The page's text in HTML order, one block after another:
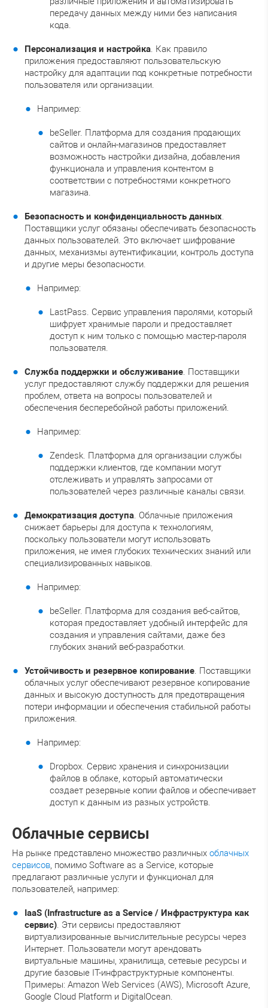
передачу данных между ними без написания
кода.
Персонализация и настройка. Как правило
приложения предоставляют пользовательскую
настройку для адаптации под конкретные потребности
пользователя или организации.
Например:
beSeller. Платформа для создания продающих
сайтов и онлайн-магазинов предоставляет
возможность настройки дизайна, добавления
функционала и управления контентом в
соответствии с потребностями конкретного
магазина.
Безопасность и конфиденциальность данных.
Поставщики услуг обязаны обеспечивать безопасность
данных пользователей. Это включает шифрование
данных, механизмы аутентификации, контроль доступа
и другие меры безопасности.
Например:
LastPass. Сервис управления паролями, который
шифрует хранимые пароли и предоставляет
доступ к ним только с помощью мастер-пароля
пользователя.
Служба поддержки и обслуживание. Поставщики
услуг предоставляют службу поддержки для решения
проблем, ответа на вопросы пользователей и
обеспечения бесперебойной работы приложений.
Например:
Zendesk. Платформа для организации службы
поддержки клиентов, где компании могут
отслеживать и управлять запросами от
пользователей через различные каналы связи.
Демократизация доступа. Облачные приложения
снижает барьеры для доступа к технологиям,
поскольку пользователи могут использовать
приложения, не имея глубоких технических знаний или
специализированных навыков.
Например:
beSeller. Платформа для создания веб-сайтов,
которая предоставляет удобный интерфейс для
создания и управления сайтами, даже без
глубоких знаний веб-разработки.
Устойчивость и резервное копирование. Поставщики
облачных услуг обеспечивают резервное копирование
данных и высокую доступность для предотвращения
потери информации и обеспечения стабильной работы
приложения.
Например:
Dropbox. Сервис хранения и синхронизации
файлов в облаке, который автоматически
создает резервные копии файлов и обеспечивает
доступ к данным из разных устройств.
Облачные сервисы
На рынке представлено множество различных облачных
сервисов, помимо Software as a Service, которые
предлагают различные услуги и функционал для
пользователей, например:
IaaS (Infrastructure as a Service / Инфраструктура как
сервис). Эти сервисы предоставляют
виртуализированные вычислительные ресурсы через
Интернет. Пользователи могут арендовать
виртуальные машины, хранилища, сетевые ресурсы и
другие базовые IT-инфраструктурные компоненты.
Примеры: Amazon Web Services (AWS), Microsoft Azure,
Google Cloud Platform и DigitalOcean.